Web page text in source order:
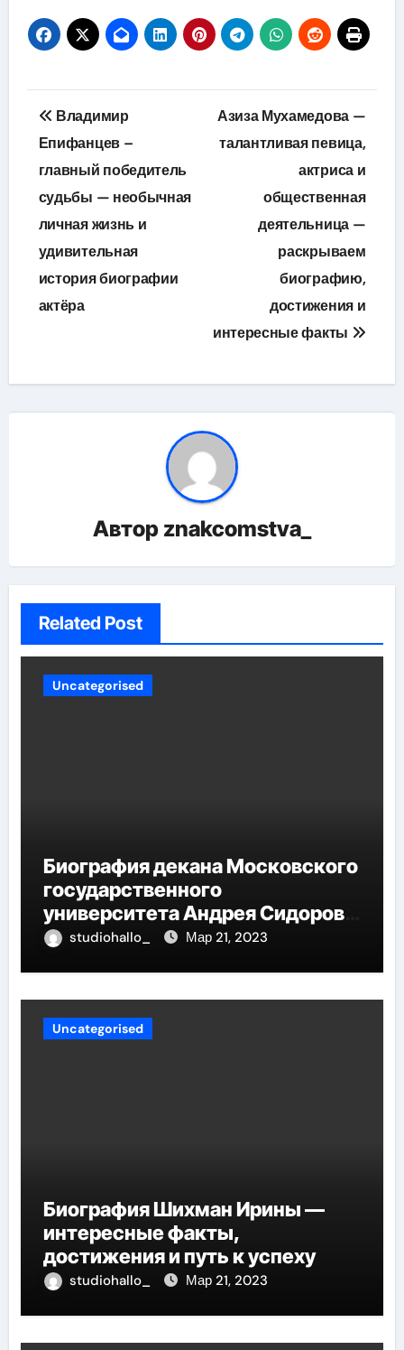
Навигация
по
записям
Владимир
Епифанцев –
главный победитель
судьбы — необычная
личная жизнь и
удивительная
история биографии
актёра
Азиза Мухамедова —
талантливая певица,
актриса и
общественная
деятельница —
раскрываем
биографию,
достижения и
интересные факты
Автор znakcomstva_
Related Post
Uncategorised
Биография декана Московского
государственного
университета Андрея Сидорова
— от студента до руководителя
studiohallo_ Мар 21, 2023
Uncategorised
Биография Шихман Ирины —
интересные факты,
достижения и путь к успеху
studiohallo_ Мар 21, 2023